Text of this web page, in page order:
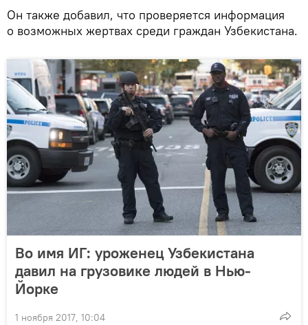
Он также добавил, что проверяется информация
о возможных жертвах среди граждан Узбекистана.
Во имя ИГ: уроженец Узбекистана
давил на грузовике людей в Нью-
Йорке
1 ноября 2017, 10:04